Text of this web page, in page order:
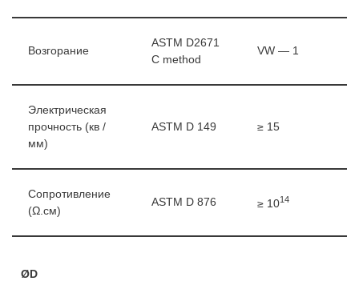
Возгорание
ASTM D2671
C method
VW — 1
Электрическая
прочность (кв /
мм)
ASTM D 149 ≥ 15
Сопротивление
(Ω.см)
ASTM D 876 ≥ 1014
ØD